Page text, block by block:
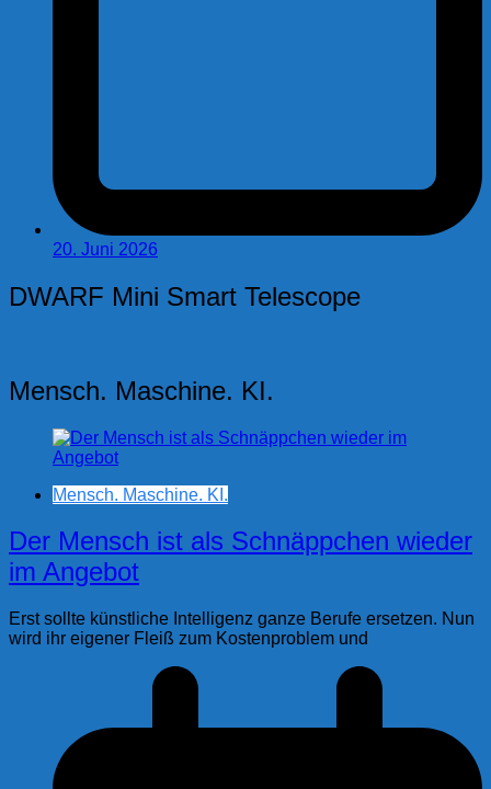
20. Juni 2026
DWARF Mini Smart Telescope
Mensch. Maschine. KI.
Mensch. Maschine. KI.
Der Mensch ist als Schnäppchen wieder
im Angebot
Erst sollte künstliche Intelligenz ganze Berufe ersetzen. Nun
wird ihr eigener Fleiß zum Kostenproblem und